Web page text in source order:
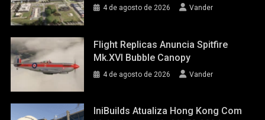
4 de agosto de 2026 Vander
Flight Replicas Anuncia Spitfire
Mk.XVI Bubble Canopy
4 de agosto de 2026 Vander
IniBuilds Atualiza Hong Kong Com